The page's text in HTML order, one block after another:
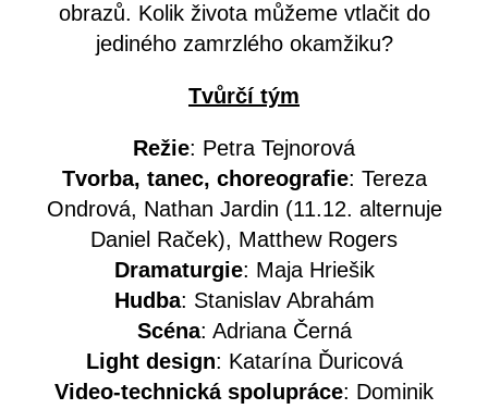
obrazů. Kolik života můžeme vtlačit do
jediného zamrzlého okamžiku?
Tvůrčí tým
Režie: Petra Tejnorová
Tvorba, tanec, choreografie: Tereza
Ondrová, Nathan Jardin (11.12. alternuje
Daniel Raček), Matthew Rogers
Dramaturgie: Maja Hriešik
Hudba: Stanislav Abrahám
Scéna: Adriana Černá
Light design: Katarína Ďuricová
Video-technická spolupráce: Dominik